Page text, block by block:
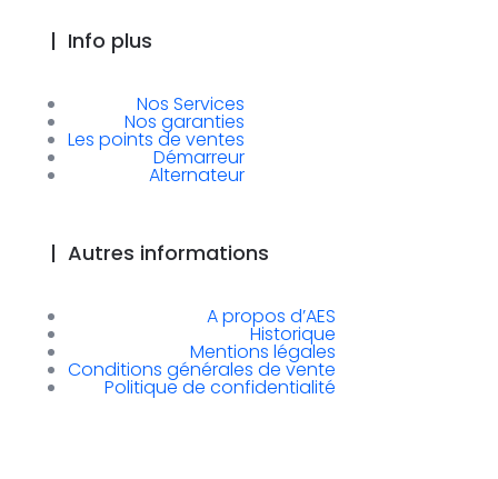
| Info plus
Nos Services
Nos garanties
Les points de ventes
Démarreur
Alternateur
| Autres informations
A propos d’AES
Historique
Mentions légales
Conditions générales de vente
Politique de confidentialité